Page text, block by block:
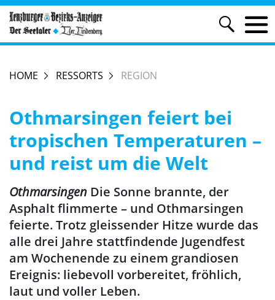
HOME RESSORTS REGION
Othmarsingen feiert bei
tropischen Temperaturen –
und reist um die Welt
Othmarsingen Die Sonne brannte, der
Asphalt flimmerte – und Othmarsingen
feierte. Trotz gleissender Hitze wurde das
alle drei Jahre stattfindende Jugendfest
am Wochenende zu einem grandiosen
Ereignis: liebevoll vorbereitet, fröhlich,
laut und voller Leben.